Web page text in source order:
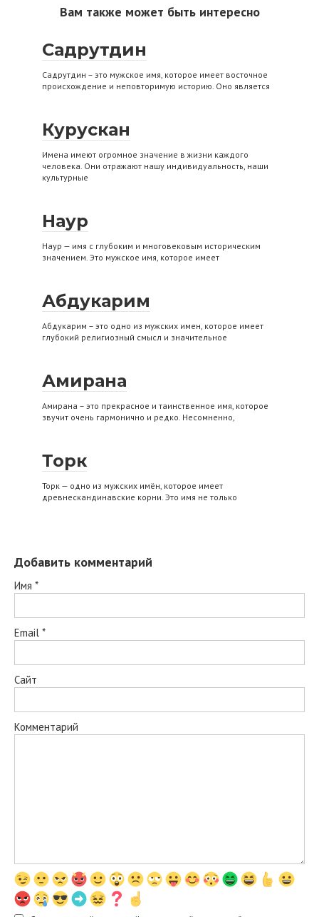
Вам также может быть интересно
Садрутдин
Садрутдин – это мужское имя, которое имеет восточное
происхождение и неповторимую историю. Оно является
Курускан
Имена имеют огромное значение в жизни каждого
человека. Они отражают нашу индивидуальность, наши
культурные
Наур
Наур — имя с глубоким и многовековым историческим
значением. Это мужское имя, которое имеет
Абдукарим
Абдукарим – это одно из мужских имен, которое имеет
глубокий религиозный смысл и значительное
Амирана
Амирана – это прекрасное и таинственное имя, которое
звучит очень гармонично и редко. Несомненно,
Торк
Торк — одно из мужских имён, которое имеет
древнескандинавские корни. Это имя не только
Добавить комментарий
Имя *
Email *
Сайт
Комментарий